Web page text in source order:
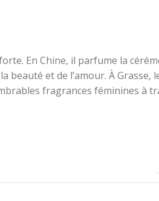
En Chine, il parfume la
et de l’amour. À Grasse,
fragrances féminines à